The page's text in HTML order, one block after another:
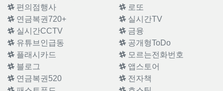
편의점행사
로또
연금복권720+
실시간TV
실시간CCTV
금융
유튜브인급동
공개형ToDo
플래시카드
모르는전화번호
블로그
앱스토어
연금복권520
전자책